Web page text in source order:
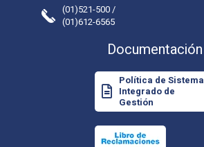
(01)521-500 /
(01)612-6565
Documentación
Política de Sistema
Integrado de
Gestión